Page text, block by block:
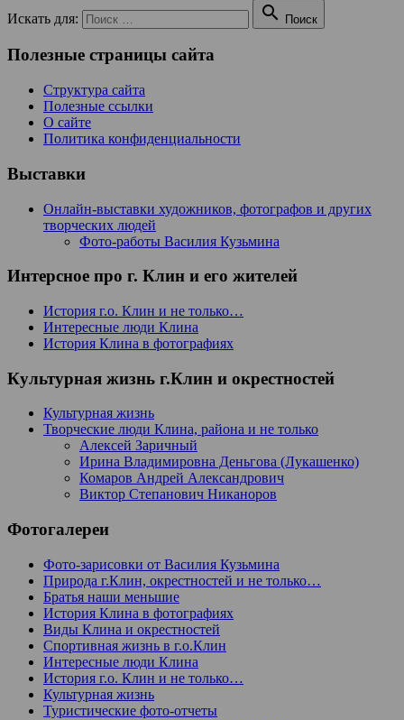
Искать для:  Поиск
Полезные страницы сайта
Структура сайта
Полезные ссылки
О сайте
Политика конфиденциальности
Выставки
Онлайн-выставки художников, фотографов и других
творческих людей
Фото-работы Василия Кузьмина
Интерсное про г. Клин и его жителей
История г.о. Клин и не только…
Интересные люди Клина
История Клина в фотографиях
Культурная жизнь г.Клин и окрестностей
Культурная жизнь
Творческие люди Клина, района и не только
Алексей Заричный
Ирина Владимировна Деньгова (Лукашенко)
Комаров Андрей Александрович
Виктор Степанович Никаноров
Фотогалереи
Фото-зарисовки от Василия Кузьмина
Природа г.Клин, окрестностей и не только…
Братья наши меньшие
История Клина в фотографиях
Виды Клина и окрестностей
Спортивная жизнь в г.о.Клин
Интересные люди Клина
История г.о. Клин и не только…
Культурная жизнь
Туристические фото-отчеты